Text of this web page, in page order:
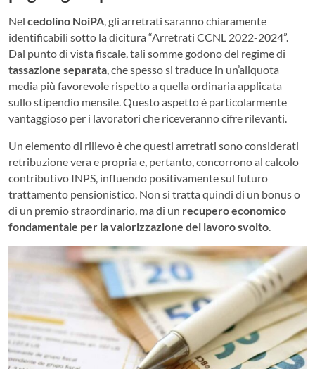
Nel cedolino NoiPA , gli arretrati saranno chiaramente
identificabili sotto la dicitura “Arretrati CCNL 2022-2024”.
Dal punto di vista fiscale, tali somme godono del regime di
tassazione separata , che spesso si traduce in un’aliquota
media più favorevole rispetto a quella ordinaria applicata
sullo stipendio mensile. Questo aspetto è particolarmente
vantaggioso per i lavoratori che riceveranno cifre rilevanti.
Un elemento di rilievo è che questi arretrati sono considerati
retribuzione vera e propria e, pertanto, concorrono al calcolo
contributivo INPS, influendo positivamente sul futuro
trattamento pensionistico. Non si tratta quindi di un bonus o
di un premio straordinario, ma di un recupero economico
fondamentale per la valorizzazione del lavoro svolto